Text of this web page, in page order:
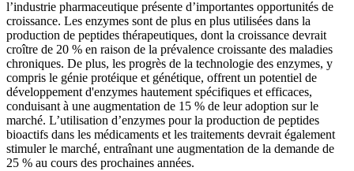
l’industrie pharmaceutique présente d’importantes opportunités de
croissance. Les enzymes sont de plus en plus utilisées dans la
production de peptides thérapeutiques, dont la croissance devrait
croître de 20 % en raison de la prévalence croissante des maladies
chroniques. De plus, les progrès de la technologie des enzymes, y
compris le génie protéique et génétique, offrent un potentiel de
développement d'enzymes hautement spécifiques et efficaces,
conduisant à une augmentation de 15 % de leur adoption sur le
marché. L’utilisation d’enzymes pour la production de peptides
bioactifs dans les médicaments et les traitements devrait également
stimuler le marché, entraînant une augmentation de la demande de
25 % au cours des prochaines années.